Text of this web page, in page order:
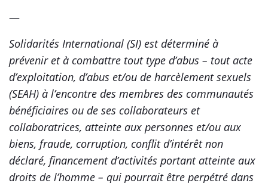
—
Solidarités International (SI) est déterminé à
prévenir et à combattre tout type d’abus – tout acte
d’exploitation, d’abus et/ou de harcèlement sexuels
(SEAH) à l’encontre des membres des communautés
bénéficiaires ou de ses collaborateurs et
collaboratrices, atteinte aux personnes et/ou aux
biens, fraude, corruption, conflit d’intérêt non
déclaré, financement d’activités portant atteinte aux
droits de l’homme – qui pourrait être perpétré dans